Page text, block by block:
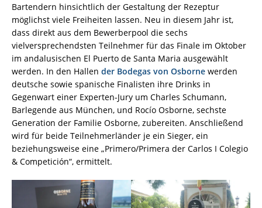
Bartendern hinsichtlich der Gestaltung der Rezeptur
möglichst viele Freiheiten lassen. Neu in diesem Jahr ist,
dass direkt aus dem Bewerberpool die sechs
vielversprechendsten Teilnehmer für das Finale im Oktober
im andalusischen El Puerto de Santa Maria ausgewählt
werden. In den Hallen der Bodegas von Osborne werden
deutsche sowie spanische Finalisten ihre Drinks in
Gegenwart einer Experten-Jury um Charles Schumann,
Barlegende aus München, und Rocío Osborne, sechste
Generation der Familie Osborne, zubereiten. Anschließend
wird für beide Teilnehmerländer je ein Sieger, ein
beziehungsweise eine „Primero/Primera der Carlos I Colegio
& Competición“, ermittelt.